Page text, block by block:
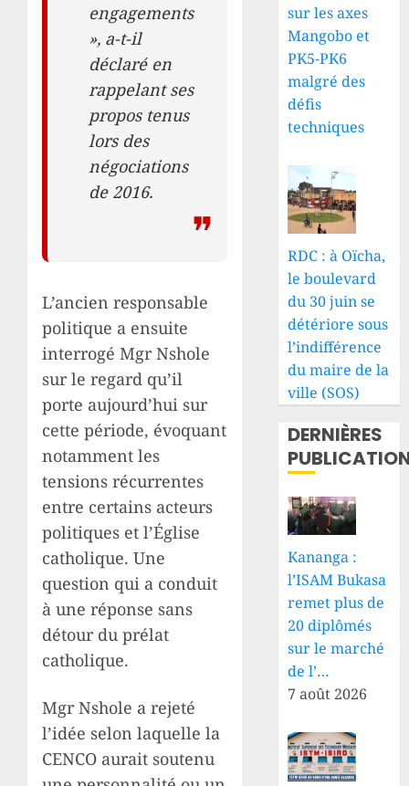
engagements
», a-t-il
déclaré en
rappelant ses
propos tenus
lors des
négociations
de 2016.
L’ancien responsable
politique a ensuite
interrogé Mgr Nshole
sur le regard qu’il
porte aujourd’hui sur
cette période, évoquant
notamment les
tensions récurrentes
entre certains acteurs
politiques et l’Église
catholique. Une
question qui a conduit
à une réponse sans
détour du prélat
catholique.
Mgr Nshole a rejeté
l’idée selon laquelle la
CENCO aurait soutenu
sur les axes
Mangobo et
PK5-PK6
malgré des
défis
techniques
RDC : à Oïcha,
le boulevard
du 30 juin se
détériore sous
l’indifférence
du maire de la
ville (SOS)
DERNIÈRES
Kananga :
l’ISAM Bukasa
remet plus de
20 diplômés
sur le marché
de l’…
7 août 2026